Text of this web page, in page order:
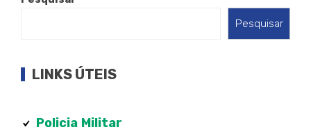
Pesquisar
LINKS ÚTEIS
Policia Militar